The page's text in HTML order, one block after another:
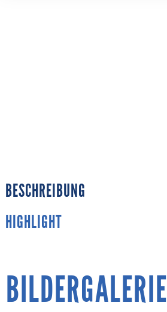
BESCHREIBUNG
HIGHLIGHT
BILDERGALERIE